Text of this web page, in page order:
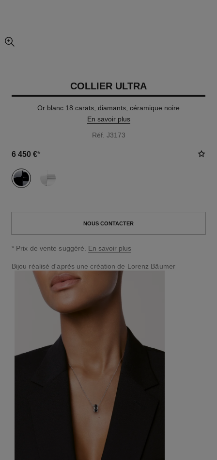
agrandissement
COLLIER ULTRA
Or blanc 18 carats, diamants, céramique noire
En savoir plus
Réf. J3173
6 450 €*
variante
NOUS CONTACTER
↩
* Prix de vente suggéré. En savoir plus
Bijou réalisé d'après une création de Lorenz Bäumer